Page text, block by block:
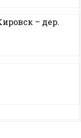
– дер.